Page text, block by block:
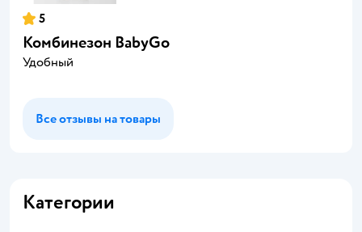
5
Комбинезон BabyGо
Удобный
Все отзывы на товары
Категории